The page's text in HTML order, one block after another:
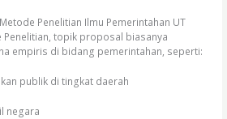
Penelitian Ilmu Pemerintahan UT
Penelitian, topik proposal biasanya
empiris di bidang pemerintahan, seperti:
publik di tingkat daerah
negara